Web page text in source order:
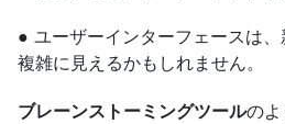
● ユーザーインターフェースは
複雑に見えるかもしれません。
ブレーンストーミングツールの